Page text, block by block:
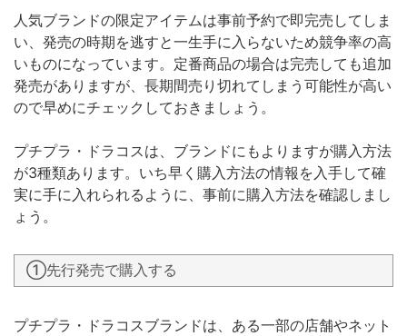
人気ブランドの限定アイテムは事前予約で即完売してしま
い、発売の時期を逃すと一生手に入らないため競争率の高
いものになっています。定番商品の場合は完売しても追加
発売がありますが、長期間売り切れてしまう可能性が高い
ので早めにチェックしておきましょう。
プチプラ・ドラコスは、ブランドにもよりますが購入方法
が3種類あります。いち早く購入方法の情報を入手して確
実に手に入れられるように、事前に購入方法を確認しまし
ょう。
①先行発売で購入する
プチプラ・ドラコスブランドは、ある一部の店舗やネット